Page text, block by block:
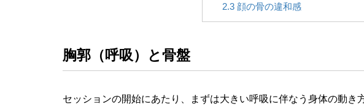
2.3 顔の骨の違和感
胸郭（呼吸）と骨盤
セッションの開始にあたり、まずは大きい呼吸に伴なう身体の動き